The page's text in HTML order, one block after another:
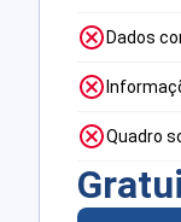
Dados
Quadro